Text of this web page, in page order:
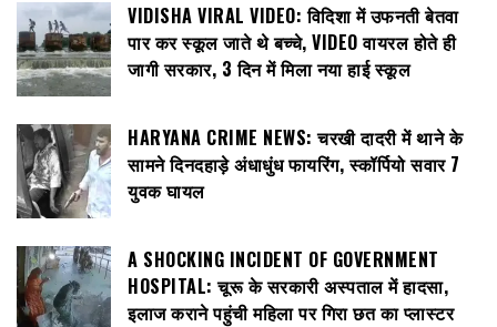
VIDISHA VIRAL VIDEO: विदिशा में उफनती बेतवा
पार कर स्कूल जाते थे बच्चे, VIDEO वायरल होते ही
जागी सरकार, 3 दिन में मिला नया हाई स्कूल
HARYANA CRIME NEWS: चरखी दादरी में थाने के
सामने दिनदहाड़े अंधाधुंध फायरिंग, स्कॉर्पियो सवार 7
युवक घायल
A SHOCKING INCIDENT OF GOVERNMENT
HOSPITAL: चूरू के सरकारी अस्पताल में हादसा,
इलाज कराने पहुंची महिला पर गिरा छत का प्लास्टर